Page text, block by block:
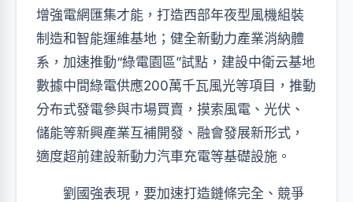
增強電網匯集才能，打造西部年夜型風機組裝
制造和智能運維基地；健全新動力產業消納體
系，加速推動“綠電園區”試點，建設中衛云基地
數據中間綠電供應200萬千瓦風光等項目，推動
分布式發電參與市場買賣，摸索風電、光伏、
儲能等新興產業互補開發、融會發展新形式，
適度超前建設新動力汽車充電等基礎設施。
劉國強表現，要加速打造鏈條完全、競爭